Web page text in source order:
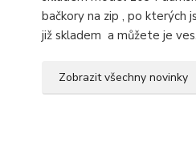
bačkory na zip , po kterých
již skladem a můžete je
Zobrazit všechny novinky